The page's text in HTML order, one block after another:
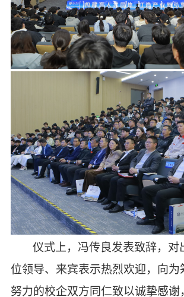
仪式上，冯传良发表致辞，对
位领导、来宾表示热烈欢迎，向为
努力的校企双方同仁致以诚挚感谢